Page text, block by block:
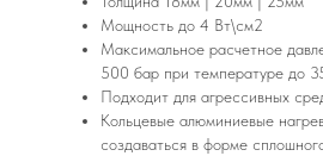
Мощность до 4 Вт\см2
Максимальное расчетное
500 бар при температуре до
Подходит для агрессивных
Кольцевые алюминиевые
создаваться в форме